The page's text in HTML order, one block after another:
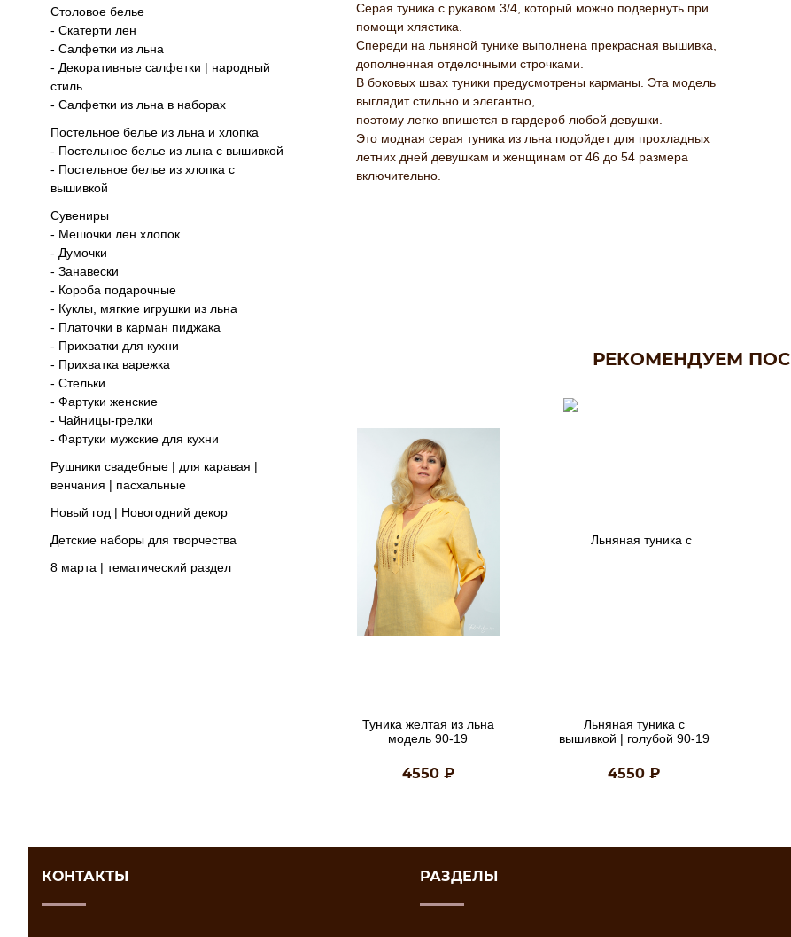
Столовое белье
- Скатерти лен
- Салфетки из льна
- Декоративные салфетки | народный
стиль
- Салфетки из льна в наборах
Постельное белье из льна и хлопка
- Постельное белье из льна с вышивкой
- Постельное белье из хлопка с
вышивкой
Сувениры
- Мешочки лен хлопок
- Думочки
- Занавески
- Короба подарочные
- Куклы, мягкие игрушки из льна
- Платочки в карман пиджака
- Прихватки для кухни
- Прихватка варежка
- Стельки
- Фартуки женские
- Чайницы-грелки
- Фартуки мужские для кухни
Рушники свадебные | для каравая |
венчания | пасхальные
Новый год | Новогодний декор
Детские наборы для творчества
8 марта | тематический раздел
Серая туника с рукавом 3/4, который можно подвернуть при
помощи хлястика.
Спереди на льняной тунике выполнена прекрасная вышивка,
дополненная отделочными строчками.
В боковых швах туники предусмотрены карманы. Эта модель
выглядит стильно и элегантно,
поэтому легко впишется в гардероб любой девушки.
Это модная серая туника из льна подойдет для прохладных
летних дней девушкам и женщинам от 46 до 54 размера
включительно.
РЕКОМЕНДУЕМ
Туника желтая из льна
модель 90-19
4550₽
Льняная туника с
вышивкой | голубой 90-19
4550 ₽
КОНТАКТЫ РАЗДЕЛЫ